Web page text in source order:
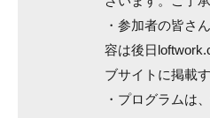
・参加者の皆さ
容は後日
ブサイトに掲載
・プログラムは